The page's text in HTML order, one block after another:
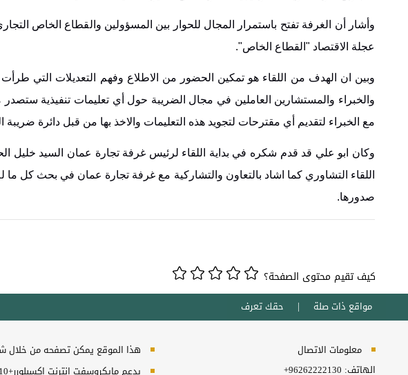
وأشار أن الغرفة تفتح باستمرار المجال للحوار بين المسؤولين والقطاع الخاص
عجلة الاقتصاد "القطاع الخاص".
وبين ان الهدف من اللقاء هو تمكين الحضور من الاطلاع وفهم التعديلات التي طرأت
والخبراء والمستشارين العاملين في مجال الضريبة حول أي تعليمات تنفيذية
مع الخبراء لتقديم أي مقترحات لتجويد هذه التعليمات والاخذ بها من قبل دائرة ضريبة
وكان ابو علي قد قدم شكره في بداية اللقاء لرئيس غرفة تجارة عمان السيد خليل
اللقاء التشاوري كما اشاد بالتعاون والتشاركية مع غرفة تجارة عمان في بحث كل ما
صدورها.
كيف تقيم محتوى الصفحة؟
مواقع ذات صلة حقك تعرف
معلومات الاتصال
الهاتف: +96262222130
هذا الموقع يمكن تصفحه من خلال شاشة 768
يدعم مايكروسفت انترنت اكسبلورر+10 , جوجل كروم , فاير بوكس , سفاري